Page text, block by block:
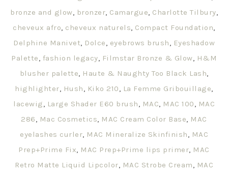
bronze and glow, bronzer, Camargue, Charlotte Tilbury,
cheveux afro, cheveux naturels, Compact Foundation,
Delphine Manivet, Dolce, eyebrows brush, Eyeshadow
Palette, fashion legacy, Filmstar Bronze & Glow, H&M
blusher palette, Haute & Naughty Too Black Lash,
highlighter, Hush, Kiko 210, La Femme Gribouillage,
lacewig, Large Shader E60 brush, MAC, MAC 100, MAC
286, Mac Cosmetics, MAC Cream Color Base, MAC
eyelashes curler, MAC Mineralize Skinfinish, MAC
Prep+Prime Fix, MAC Prep+Prime lips primer, MAC
Retro Matte Liquid Lipcolor, MAC Strobe Cream, MAC